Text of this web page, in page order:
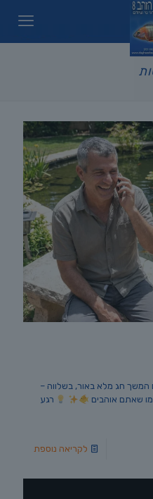
המשך חג מלא באור, בשלווה –
כמו שאתם אוהבים
רגע
לקריאה נוספת